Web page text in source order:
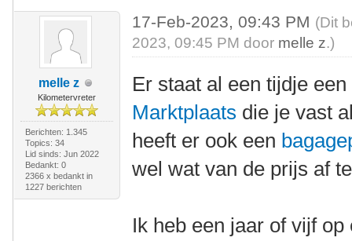
melle z
Kilometervreter
Berichten: 1.345
Topics: 34
Lid sinds: Jun 2022
Bedankt: 0
2366 x bedankt in
1227 berichten
17-Feb-2023, 09:43 PM (Dit
2023, 09:45 PM door melle z.)
Er staat al een tijdje een
Marktplaats die je vast
heeft er ook een
wel wat van de prijs af
Ik heb een jaar of vijf